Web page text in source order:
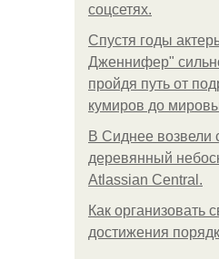
соцсетях.
Спустя годы
Дженнифер"
пройдя путь от
кумиров до
В Сиднее возвели
деревянный
Atlassian Central.
Как организовать
достижения